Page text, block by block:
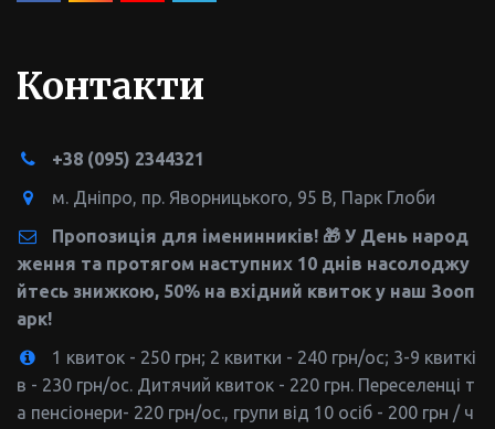
Контакти
+38 (095) 2344321
м. Дніпро, пр. Яворницького, 95 В, Парк Глоби
Пропозиція для іменинників! 🎁 У День народ
ження та протягом наступних 10 днів насолоджу
йтесь знижкою, 50% на вхідний квиток у наш Зооп
арк!
1 квиток - 250 грн; 2 квитки - 240 грн/ос; 3-9 квиткі
в - 230 грн/ос. Дитячий квиток - 220 грн. Переселенці т
а пенсіонери- 220 грн/ос., групи від 10 осіб - 200 грн / ч